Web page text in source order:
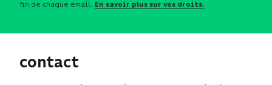
fin de chaque email.
En savoir plus sur vos droits.
contact